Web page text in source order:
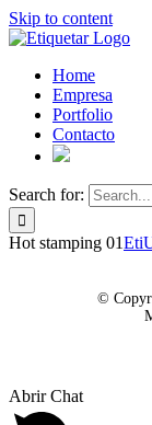
Skip to content
Home
Empresa
Portfolio
Contacto
Search for:
Hot stamping 01
©
Abrir Chat